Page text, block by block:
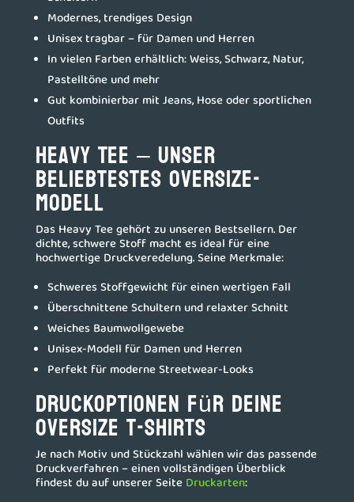
Modernes, trendiges Design
Unisex tragbar – für Damen und Herren
In vielen Farben erhältlich: Weiss, Schwarz, Natur,
Pastelltöne und mehr
Gut kombinierbar mit Jeans, Hose oder sportlichen
Outfits
Heavy Tee – unser
beliebtestes Oversize-
Modell
Das Heavy Tee gehört zu unseren Bestsellern. Der
dichte, schwere Stoff macht es ideal für eine
hochwertige Druckveredelung. Seine Merkmale:
Schweres Stoffgewicht für einen wertigen Fall
Überschnittene Schultern und relaxter Schnitt
Weiches Baumwollgewebe
Unisex-Modell für Damen und Herren
Perfekt für moderne Streetwear-Looks
Druckoptionen für deine
Oversize T-Shirts
Je nach Motiv und Stückzahl wählen wir das passende
Druckverfahren – einen vollständigen Überblick
findest du auf unserer Seite Druckarten: